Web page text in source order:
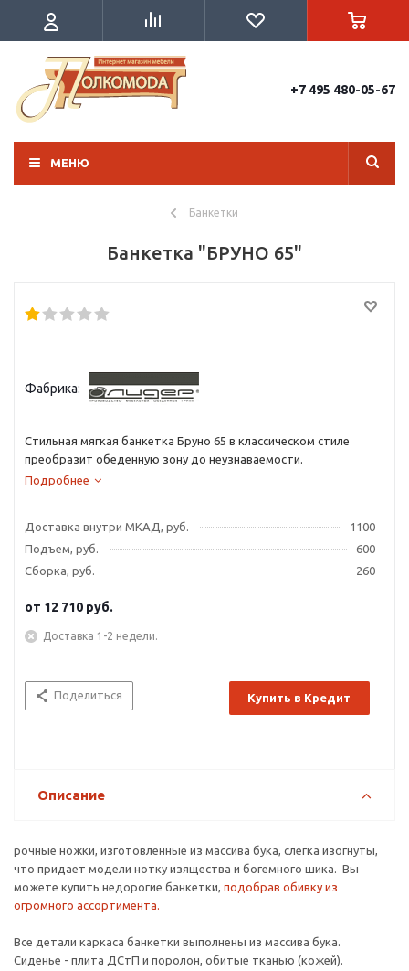
+7 495 480-05-67
МЕНЮ
Банкетки
Банкетка "БРУНО 65"
Фабрика:
Стильная мягкая банкетка Бруно 65 в классическом стиле
преобразит обеденную зону до неузнаваемости.
Подробнее
Доставка внутри МКАД, руб.
1100
Подъем, руб.
600
Сборка, руб.
260
от 12 710 руб.
Доставка 1-2 недели.
Поделиться Купить в Кредит
Описание
рочные ножки, изготовленные из массива бука, слегка изогнуты,
что придает модели нотку изящества и богемного шика. Вы
можете купить недорогие банкетки, подобрав обивку из
огромного ассортимента.
Все детали каркаса банкетки выполнены из массива бука.
Сиденье - плита ДСтП и поролон, обитые тканью (кожей).